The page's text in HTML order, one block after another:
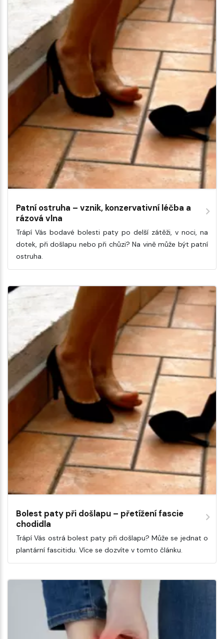
Patní ostruha – vznik, konzervativní léčba a
rázová vlna
Trápí Vás bodavé bolesti paty po delší zátěži, v noci, na
dotek, při došlapu nebo při chůzi? Na vině může být patní
ostruha.
Bolest paty při došlapu – přetížení fascie
chodidla
Trápí Vás ostrá bolest paty při došlapu? Může se jednat o
plantární fascitidu. Více se dozvíte v tomto článku.